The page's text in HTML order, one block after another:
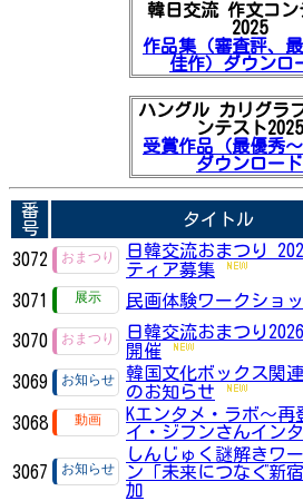
韓日交流 作文コン
2025
作品集（審査評、
佳作）ダウンロ
ハングル カリグラ
ンテスト2025
受賞作品（最優秀～
ダウンロード
番
号
タイトル
3072
日韓交流おまつり
ティア募集
3071 民画体験ワークショ
3070
日韓交流おまつり
開催
3069
韓国文化ボックス関
のお知らせ
3068
Kエンタメ・ラボ～再
イ・ジフンさんイン
3067
しんじゅく謎解きワ
ン「未来につなぐ新
加